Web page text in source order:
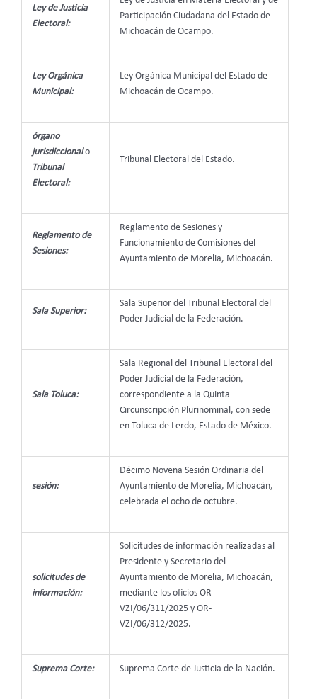
Ley de Justicia
Electoral:
Participación Ciudadana del Estado de
Michoacán de Ocampo.
Ley Orgánica
Municipal:
Ley Orgánica Municipal del Estado de
Michoacán de Ocampo.
órgano
jurisdiccional o
Tribunal
Electoral:
Tribunal Electoral del Estado.
Reglamento de
Sesiones:
Reglamento de Sesiones y
Funcionamiento de Comisiones del
Ayuntamiento de Morelia, Michoacán.
Sala Superior:
Sala Superior del Tribunal Electoral del
Poder Judicial de la Federación.
Sala Toluca:
Sala Regional del Tribunal Electoral del
Poder Judicial de la Federación,
correspondiente a la Quinta
Circunscripción Plurinominal, con sede
en Toluca de Lerdo, Estado de México.
sesión:
Décimo Novena Sesión Ordinaria del
Ayuntamiento de Morelia, Michoacán,
celebrada el ocho de octubre.
solicitudes de
información:
Solicitudes de información realizadas al
Presidente y Secretario del
Ayuntamiento de Morelia, Michoacán,
mediante los oficios OR-
VZI/06/311/2025 y OR-
VZI/06/312/2025.
Suprema Corte: Suprema Corte de Justicia de la Nación.